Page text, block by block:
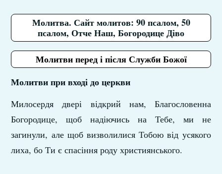
Молитва. Сайт молитов: 90 псалом, 50
псалом, Отче Наш, Богородице Діво
Молитви перед і після Служби Божої
Молитви при вході до церкви
Милосердя двері відкрий нам, Благословенна
Богородице, щоб надіючись на Тебе, ми не
загинули, але щоб визволилися Тобою від усякого
лиха, бо Ти є спасіння роду християнського.